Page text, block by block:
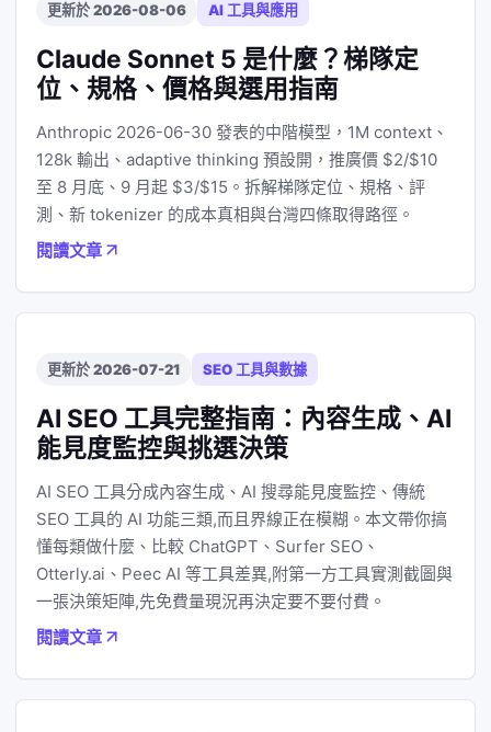
更新於 2026-08-06 AI 工具與應用
Claude Sonnet 5 是什麼？梯隊定
位、規格、價格與選用指南
Anthropic 2026-06-30 發表的中階模型，1M context、
128k 輸出、adaptive thinking 預設開，推廣價 $2/$10
至 8 月底、9 月起 $3/$15。拆解梯隊定位、規格、評
測、新 tokenizer 的成本真相與台灣四條取得路徑。
閱讀文章
更新於 2026-07-21 SEO 工具與數據
AI SEO 工具完整指南：內容生成、AI
能見度監控與挑選決策
AI SEO 工具分成內容生成、AI 搜尋能見度監控、傳統
SEO 工具的 AI 功能三類,而且界線正在模糊。本文帶你搞
懂每類做什麼、比較 ChatGPT、Surfer SEO、
Otterly.ai、Peec AI 等工具差異,附第一方工具實測截圖與
一張決策矩陣,先免費量現況再決定要不要付費。
閱讀文章